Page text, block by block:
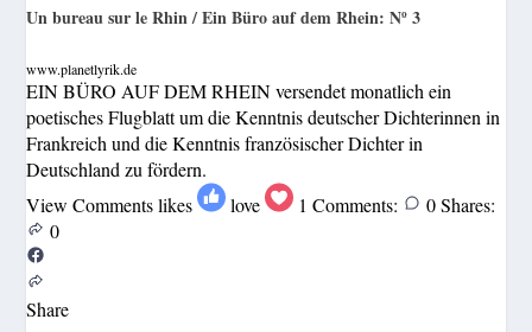
Un bureau sur le Rhin / Ein Büro auf dem Rhein: Nº 3
www.planetlyrik.de
EIN BÜRO AUF DEM RHEIN versendet monatlich ein
poetisches Flugblatt um die Kenntnis deutscher Dichterinnen in
Frankreich und die Kenntnis französischer Dichter in
Deutschland zu fördern.
View Comments likes love 1 Comments: 0 Shares:
0
Share